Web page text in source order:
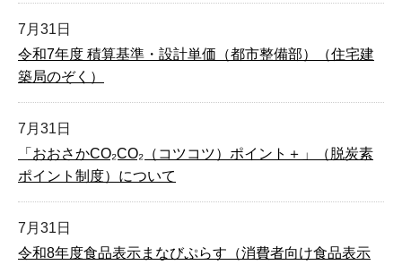
7月31日
令和7年度 積算基準・設計単価（都市整備部）（住宅建
築局のぞく）
7月31日
「おおさかCO₂CO₂（コツコツ）ポイント＋」（脱炭素
ポイント制度）について
7月31日
令和8年度食品表示まなびぷらす（消費者向け食品表示